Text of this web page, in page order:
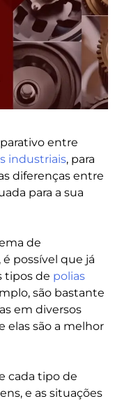
entre
industriais, para
diferenças entre
para a sua
de
possível que já
tipos de polias
são bastante
em diversos
elas são a melhor
cada tipo de
e as situações